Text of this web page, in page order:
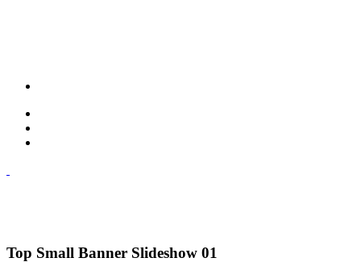
Top Small Banner Slideshow 01